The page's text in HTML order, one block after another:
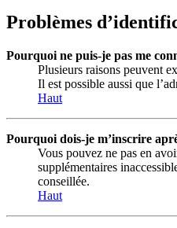
Problèmes
Pourquoi ne puis-je pas me
Plusieurs raisons peuvent
Il est possible aussi que
Haut
Pourquoi dois-je m’inscrire
Vous pouvez ne pas en
supplémentaires
conseillée.
Haut